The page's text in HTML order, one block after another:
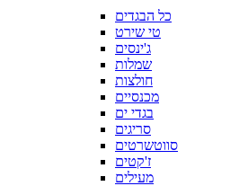
כל הבגדים
טי שירט
ג'ינסים
שמלות
חולצות
מכנסיים
בגדי ים
סריגים
סווטשרטים
ז'קטים
מעילים